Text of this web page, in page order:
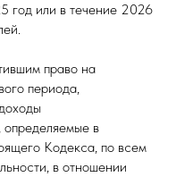
год или в течение 2026
право на
периода,
определяемые в
Кодекса, по всем
в отношении